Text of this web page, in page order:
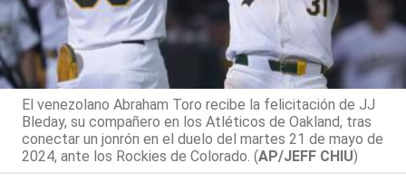
El venezolano Abraham Toro recibe la felicitación de JJ
Bleday, su compañero en los Atléticos de Oakland, tras
conectar un jonrón en el duelo del martes 21 de mayo de
2024, ante los Rockies de Colorado. (AP/JEFF CHIU)